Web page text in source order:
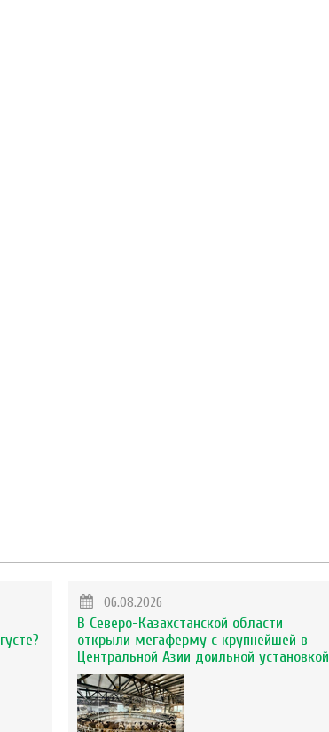
06.08.2026
В Северо-Казахстанской области
открыли мегаферму с крупнейшей в
Центральной Азии доильной установкой